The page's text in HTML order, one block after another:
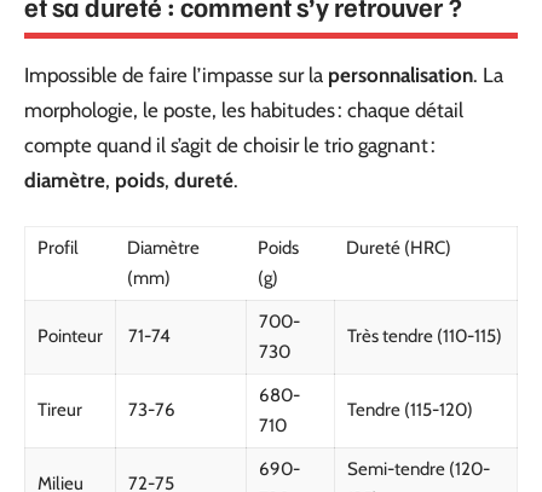
Impossible de faire l’impasse sur la personnalisation. La
morphologie, le poste, les habitudes : chaque détail
compte quand il s’agit de choisir le trio gagnant :
diamètre, poids, dureté.
Profil
Diamètre
(mm)
Poids
(g)
Dureté (HRC)
Pointeur 71-74
700-
730
Très tendre (110-115)
Tireur 73-76
680-
710
Tendre (115-120)
Milieu 72-75
690-
Semi-tendre (120-